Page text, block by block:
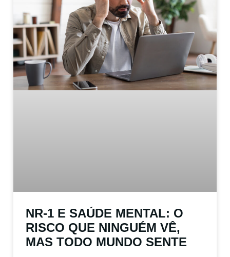
NR-1 E SAÚDE MENTAL: O
RISCO QUE NINGUÉM VÊ,
MAS TODO MUNDO SENTE